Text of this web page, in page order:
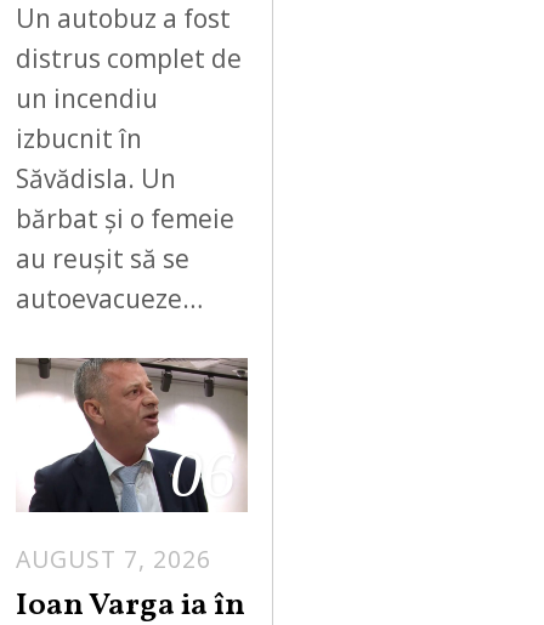
Un autobuz a fost
distrus complet de
un incendiu
izbucnit în
Săvădisla. Un
bărbat și o femeie
au reușit să se
autoevacueze…
06
AUGUST 7, 2026
Ioan Varga ia în